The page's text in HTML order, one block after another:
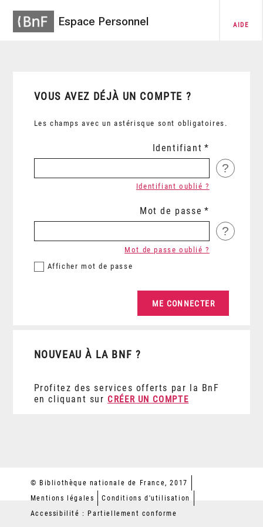
Espace Personnel AIDE
VOUS AVEZ DÉJÀ UN COMPTE ?
Les champs avec un astérisque sont obligatoires.
Identifiant
?
Identifiant oublié ?
Mot de passe
?
Afficher mot de passe
Mot de passe oublié ?
NOUVEAU À LA BNF ?
Profitez des services offerts par la BnF
en cliquant sur CRÉER UN COMPTE
© Bibliothèque nationale de France, 2017
Mentions légales
Conditions d'utilisation
Accessibilité : Partiellement conforme